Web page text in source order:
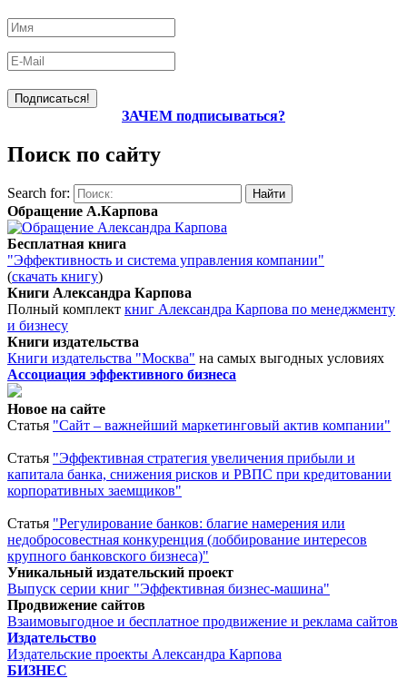
ЗАЧЕМ подписываться?
Поиск по сайту
Search for:
Обращение А.Карпова
Бесплатная книга
"Эффективность и система управления компании"
(скачать книгу)
Книги Александра Карпова
Полный комплект книг Александра Карпова по менеджменту
и бизнесу
Книги издательства
Книги издательства "Москва" на самых выгодных условиях
Ассоциация эффективного бизнеса
Новое на сайте
Статья "Сайт – важнейший маркетинговый актив компании"
Статья "Эффективная стратегия увеличения прибыли и
капитала банка, снижения рисков и РВПС при кредитовании
корпоративных заемщиков"
Статья "Регулирование банков: благие намерения или
недобросовестная конкуренция (лоббирование интересов
крупного банковского бизнеса)"
Уникальный издательский проект
Выпуск серии книг "Эффективная бизнес-машина"
Продвижение сайтов
Взаимовыгодное и бесплатное продвижение и реклама сайтов
Издательство
Издательские проекты Александра Карпова
БИЗНЕС